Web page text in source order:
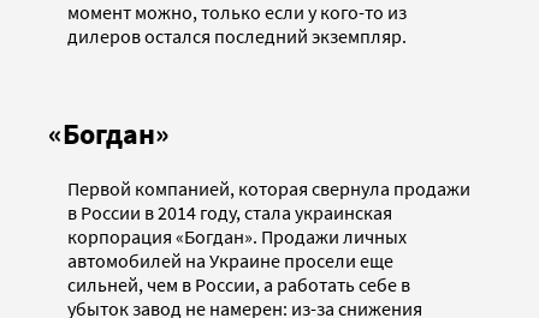
момент можно, только если у кого-то из
дилеров остался последний экземпляр.
«Богдан»
Первой компанией, которая свернула продажи
в России в 2014 году, стала украинская
корпорация «Богдан». Продажи личных
автомобилей на Украине просели еще
сильней, чем в России, а работать себе в
убыток завод не намерен: из-за снижения